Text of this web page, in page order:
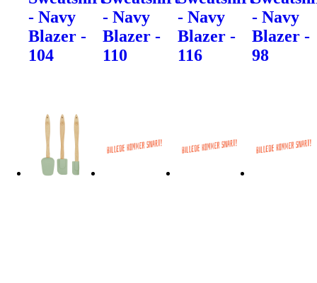
- Navy
Blazer -
104
- Navy
Blazer -
110
- Navy
Blazer -
116
- Navy
Blazer -
98